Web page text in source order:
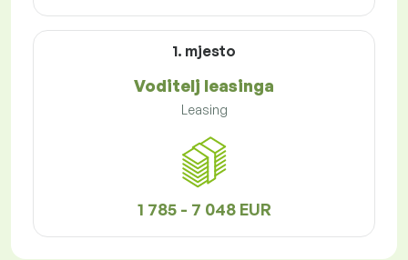
1. mjesto
Voditelj leasinga
Leasing
1 785 - 7 048 EUR